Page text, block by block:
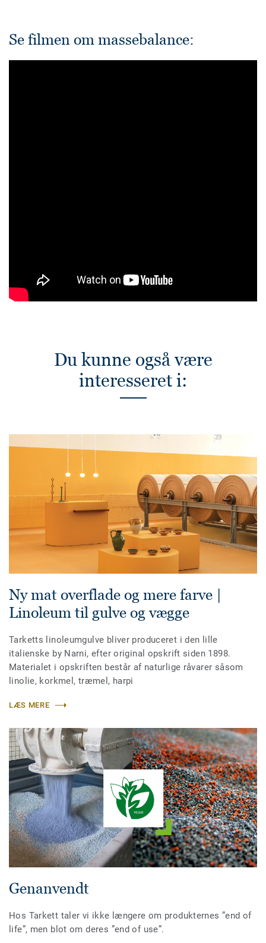
Se filmen om massebalance:
Du kunne også være
interesseret i:
Ny mat overflade og mere farve |
Linoleum til gulve og vægge
Tarketts linoleumgulve bliver produceret i den lille
italienske by Narni, efter original opskrift siden 1898.
Materialet i opskriften består af naturlige råvarer såsom
linolie, korkmel, træmel, harpi
LÆS MERE
Genanvendt
Hos Tarkett taler vi ikke længere om produkternes ”end of
life”, men blot om deres ”end of use”.